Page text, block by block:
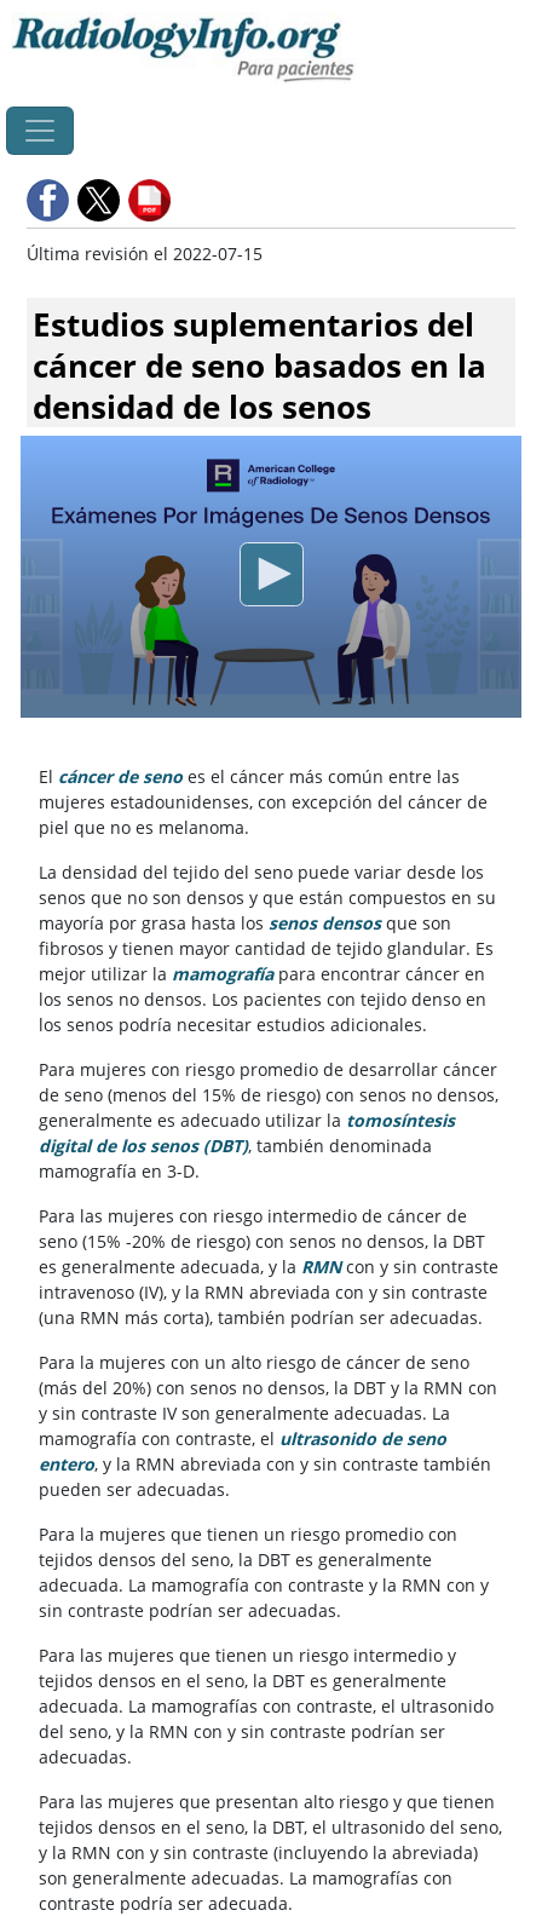
Última revisión el 2022-07-15
Estudios suplementarios del
cáncer de seno basados en la
densidad de los senos
El cáncer de senoes el cáncer más común entre las
mujeres estadounidenses, con excepción del cáncer de
piel que no es melanoma.
La densidad del tejido del seno puede variar desde los
senos que no son densos y que están compuestos en su
mayoría por grasa hasta los senos densosque son
fibrosos y tienen mayor cantidad de tejido glandular. Es
mejor utilizar la mamografíapara encontrar cáncer en
los senos no densos. Los pacientes con tejido denso en
los senos podría necesitar estudios adicionales.
Para mujeres con riesgo promedio de desarrollar cáncer
de seno (menos del 15% de riesgo) con senos no densos,
generalmente es adecuado utilizar la tomosíntesis
digital de los senos (DBT), también denominada
mamografía en 3-D.
Para las mujeres con riesgo intermedio de cáncer de
seno (15% -20% de riesgo) con senos no densos, la DBT
es generalmente adecuada, y la RMNcon y sin contraste
intravenoso (IV), y la RMN abreviada con y sin contraste
(una RMN más corta), también podrían ser adecuadas.
Para la mujeres con un alto riesgo de cáncer de seno
(más del 20%) con senos no densos, la DBT y la RMN con
y sin contraste IV son generalmente adecuadas. La
mamografía con contraste, el ultrasonido de seno
entero, y la RMN abreviada con y sin contraste también
pueden ser adecuadas.
Para la mujeres que tienen un riesgo promedio con
tejidos densos del seno, la DBT es generalmente
adecuada. La mamografía con contraste y la RMN con y
sin contraste podrían ser adecuadas.
Para las mujeres que tienen un riesgo intermedio y
tejidos densos en el seno, la DBT es generalmente
adecuada. La mamografías con contraste, el ultrasonido
del seno, y la RMN con y sin contraste podrían ser
adecuadas.
Para las mujeres que presentan alto riesgo y que tienen
tejidos densos en el seno, la DBT, el ultrasonido del seno,
y la RMN con y sin contraste (incluyendo la abreviada)
son generalmente adecuadas. La mamografías con
contraste podría ser adecuada.